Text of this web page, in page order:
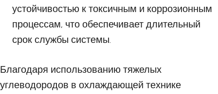
устойчивостью к токсичным и коррозионным
процессам, что обеспечивает длительный
срок службы системы.
Благодаря использованию тяжелых
углеводородов в охлаждающей технике